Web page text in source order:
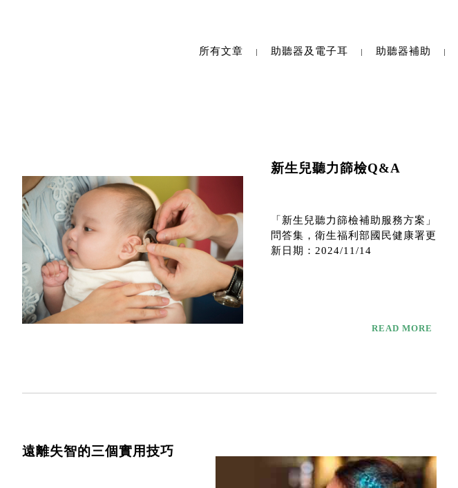
所有文章 助聽器及電子耳 助聽器補助
新生兒聽力篩檢Q&A
「新生兒聽力篩檢補助服務方案」
問答集，衛生福利部國民健康署更
新日期：2024/11/14
READ MORE
遠離失智的三個實用技巧